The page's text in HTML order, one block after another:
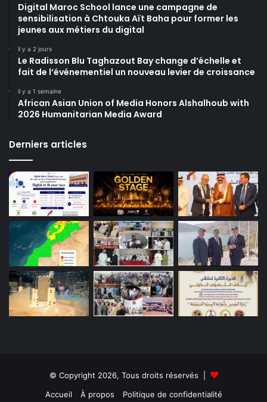
Digital Maroc School lance une campagne de
sensibilisation à Chtouka Aït Baha pour former les
jeunes aux métiers du digital
il y a 2 jours
Le Radisson Blu Taghazout Bay change d’échelle et
fait de l’événementiel un nouveau levier de croissance
il y a 1 semaine
African Asian Union of Media Honors Alshalhoub with
2026 Humanitarian Media Award
Derniers articles
© Copyright 2026, Tous droits réservés |
Accueil
À propos Politique de confidentialité